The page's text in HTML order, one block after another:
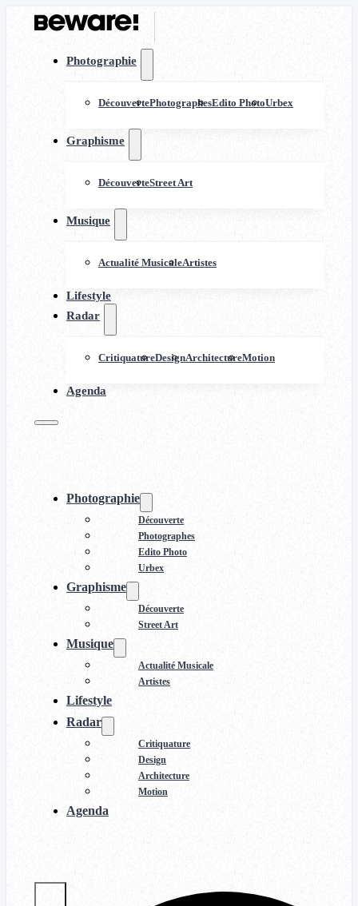
Photographie
DécouvertePhotographesEdito PhotoUrbex
Graphisme
DécouverteStreet Art
Musique
Actualité MusicaleArtistes
Lifestyle
Radar
CritiquatureDesignArchitectureMotion
Agenda
Photographie
Découverte
Photographes
Edito Photo
Urbex
Graphisme
Découverte
Street Art
Musique
Actualité Musicale
Artistes
Lifestyle
Radar
Critiquature
Design
Architecture
Motion
Agenda